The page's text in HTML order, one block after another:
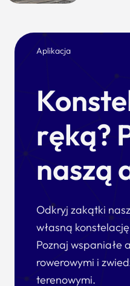
Aplikacja
ręką?
naszą
Odkryj zakątki
własną
Poznaj wspaniałe
rowerowymi i
terenowymi.